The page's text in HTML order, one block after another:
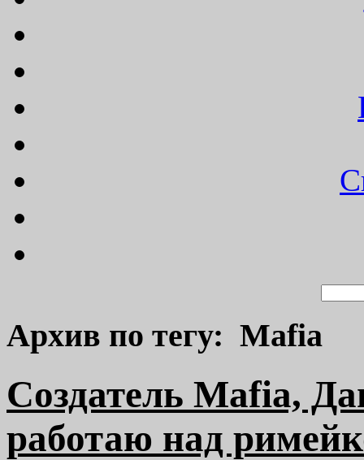
Архив по тегу: Mafia
Создатель Mafia,
работаю над